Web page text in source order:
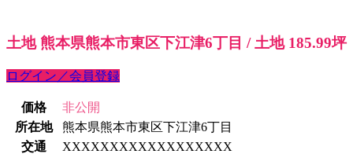
土地 熊本県熊本市東区下江津6丁目 / 土地 185.99坪
ログイン／会員登録
価格
非公開
所在地
熊本県熊本市東区下江津6丁目
交通
XXXXXXXXXXXXXXXXXX